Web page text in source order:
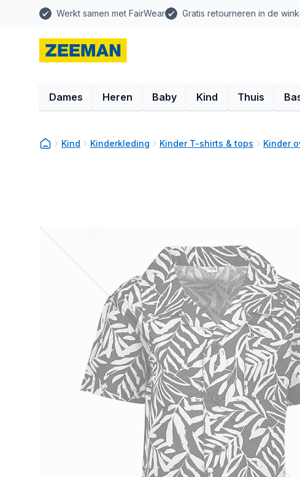
Werkt samen met FairWear Gratis retourneren in de
Dames Heren Baby Kind Thuis
Kind Kinderkleding Kinder T-shirts & tops Kinder